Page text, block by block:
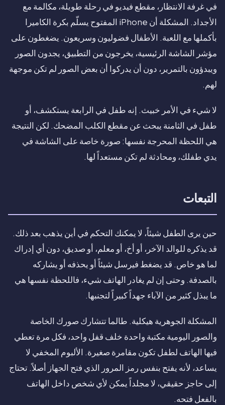
في غرفة الانتظار، مقطع فيديو في رحلة طويلة، مكالمة مع
الأجداد. المشكلة أن iPhone المفتوح يسلّم بكرة الكاميرا
بأكملها مع اللعبة. الأطفال فضوليون وسريعون. يضغطون على
مؤشر الشاشة الرئيسية، يخرجون من التطبيق، يجدون الصور
ويبدؤون بالتمرير، دون أن يدركوا أن بعض الصور لم تكن موجهة
لهم.
لا شيء في الأمر خبيث. إنه طفل في الرابعة يستكشف، أو
طفل في الثامنة يبحث عن مقطع الكلب المضحك. لكن النتيجة
هي اللحظة المحرجة نفسها: صورة خاصة على الشاشة في
يدي طفلك، ومحادثة لم تكن مستعداً لها.
التبعات
حين يرى الطفل شيئاً، لا يمكنك التحكم في أين يذهب بعد ذلك.
قد يذكره للوالد الآخر، أو أخ، أو معلم، أو صديق، دون أي إدراك
لما هو خاص. قد يضغط فيرسل شيئاً أو يحذفه أو يشاركه
بالصدفة. وحتى إن لم يغادر الهاتف شيء، فاللحظة نفسها هي
ما يبذل كثير من الآباء جهداً كبيراً لتجنبها.
المشكلة الجوهرية هيكلية. طالما تتشارك صورك الخاصة
والصور اليومية مكتبة واحدة خلف قفل واحد، فكل مرة تعطي
فيها الهاتف لطفل تكون مقامرة صغيرة. الألبوم المخفي لا
يساعد، لأنه يفتح بنفس رمز المرور الذي فتح الجهاز أصلاً. تحتاج
إلى حاجز حقيقي، لا مجلداً يمكن لأي شخص داخل الهاتف
بالفعل فتحه.